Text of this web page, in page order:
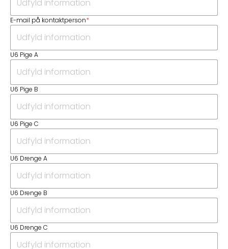
E-mail på kontaktperson*
U6 Pige A
U6 Pige B
U6 Pige C
U6 Drenge A
U6 Drenge B
U6 Drenge C